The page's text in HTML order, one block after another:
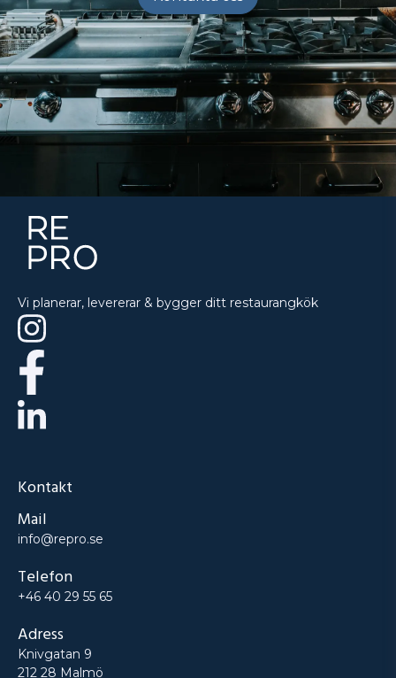
Vi planerar, levererar & bygger ditt restaurangkök
Kontakt
Mail
info@repro.se
Telefon
+46 40 29 55 65
Adress
Knivgatan 9
212 28 Malmö